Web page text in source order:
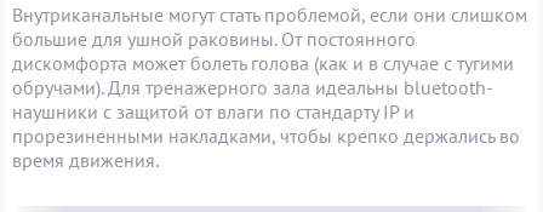
Внутриканальные могут стать проблемой, если они слишком
большие для ушной раковины. От постоянного
дискомфорта может болеть голова (как и в случае с тугими
обручами). Для тренажерного зала идеальны bluetooth-
наушники с защитой от влаги по стандарту IP и
прорезиненными накладками, чтобы крепко держались во
время движения.